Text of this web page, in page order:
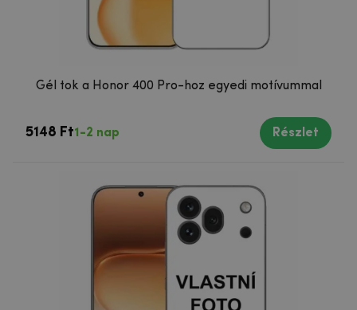
Gél tok a Honor 400 Pro-hoz egyedi motívummal
5148 Ft1-2 nap Részlet